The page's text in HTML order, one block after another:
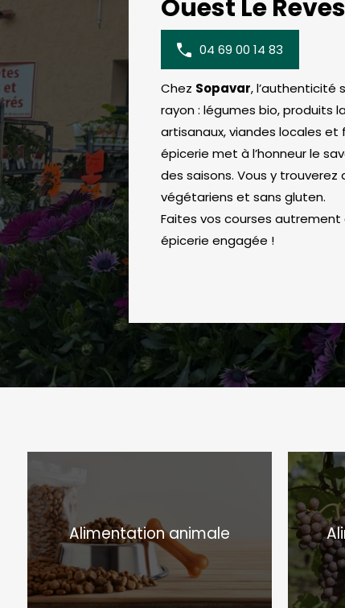
Ouest Le
04 69 00 14 83
Chez Sopavar, l’authenticité
rayon : légumes bio, produits
artisanaux, viandes locales
épicerie met à l’honneur le
des saisons. Vous y trouverez
végétariens et sans gluten.
Faites vos courses autrement
épicerie engagée !
Alimentation animale